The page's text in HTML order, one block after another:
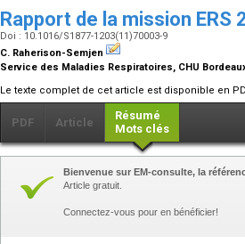
Rapport de la mission ERS
Doi : 10.1016/S1877-1203(11)70003-9
C. Raherison-Semjen
Service des Maladies Respiratoires, CHU
Le texte complet de cet article est disponible en
PDF Article
Résumé
Mots clés
Bienvenue sur EM-consulte, la
Article gratuit.
Connectez-vous pour en bénéficier!